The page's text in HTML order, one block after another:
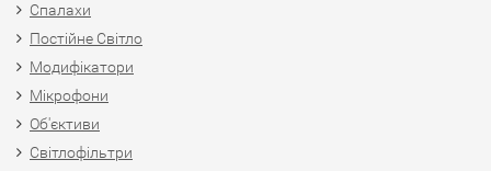
Спалахи
Постійне Світло
Модифікатори
Мікрофони
Об'єктиви
Світлофільтри